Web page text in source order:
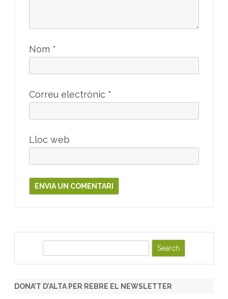
Nom *
Correu electrònic *
Lloc web
r
DONA’T D’ALTA PER REBRE EL NEWSLETTER